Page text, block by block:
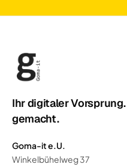
Ihr digitaler
gemacht.
Goma-it e.U.
Winkelbühelweg 37